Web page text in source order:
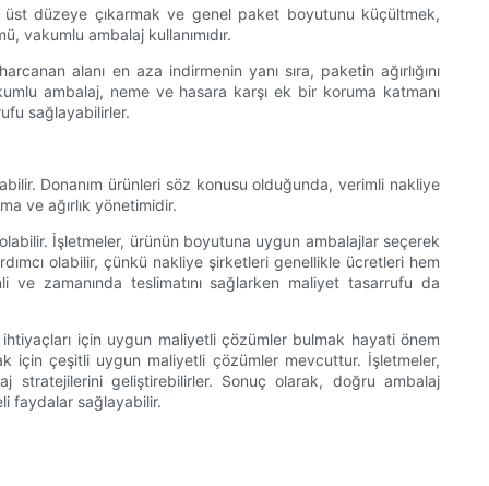
üst düzeye çıkarmak ve genel paket boyutunu küçültmek,
vakumlu ambalaj kullanımıdır.
alanı en aza indirmenin yanı sıra, paketin ağırlığını
ambalaj, neme ve hasara karşı ek bir koruma katmanı
sağlayabilirler.
Donanım ürünleri söz konusu olduğunda, verimli nakliye
ve ağırlık yönetimidir.
İşletmeler, ürünün boyutuna uygun ambalajlar seçerek
olabilir, çünkü nakliye şirketleri genellikle ücretleri hem
zamanında teslimatını sağlarken maliyet tasarrufu da
için uygun maliyetli çözümler bulmak hayati önem
için çeşitli uygun maliyetli çözümler mevcuttur. İşletmeler,
stratejilerini geliştirebilirler. Sonuç olarak, doğru ambalaj
faydalar sağlayabilir.